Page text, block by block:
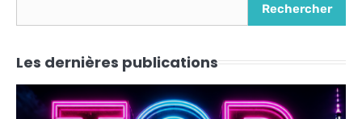
Rechercher
Les dernières publications